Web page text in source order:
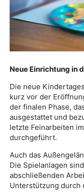
Neue Einrichtung in
Die neue
kurz vor der
der finalen Phase,
ausgestattet und
letzte Feinarbeiten
durchgeführt.
Auch das
Die Spielanlagen
abschließenden
Unterstützung durch